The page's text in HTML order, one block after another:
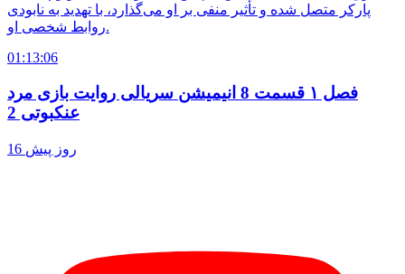
پارکر متصل شده و تأثیر منفی بر او می‌گذارد، با تهدید به نابودی
روابط شخصی او.
01:13:06
فصل ۱ قسمت 8 انیمیشن سریالی روایت بازی مرد
عنکبوتی 2
16 روز پیش